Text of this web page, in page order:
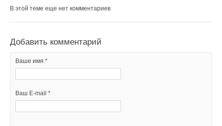
В этой теме еще нет комментариев
Добавить комментарий
Ваше имя *
Ваш E-mail *